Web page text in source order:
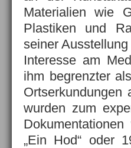
Materialien wie
Plastiken und
seiner
Interesse am
ihm begrenzter
Ortserkundungen
wurden zum
„Ein Hod“ oder